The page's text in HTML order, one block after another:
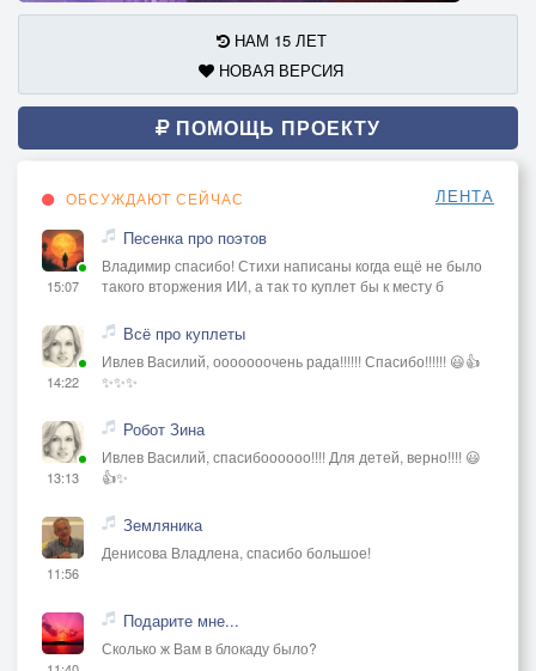
НАМ 15 ЛЕТ
НОВАЯ ВЕРСИЯ
ПОМОЩЬ ПРОЕКТУ
ОБСУЖДАЮТ СЕЙЧАС ЛЕНТА
15:07
Песенка про поэтов
Владимир спасибо! Стихи написаны когда ещё не было
такого вторжения ИИ, а так то куплет бы к месту б
14:22
Всё про куплеты
Ивлев Василий, ооооооочень рада!!!!!! Спасибо!!!!!! 😃👍
✨✨✨
13:13
Робот Зина
Ивлев Василий, спасибоооооо!!!! Для детей, верно!!!! 😃
👍✨
11:56
Земляника
Денисова Владлена, спасибо большое!
Подарите мне...
Сколько ж Вам в блокаду было?